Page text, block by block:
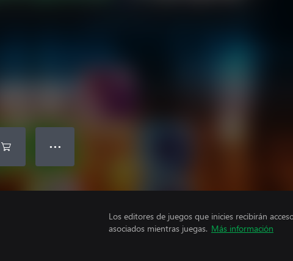
● ● ●
Los editores de juegos que inicies recibirán
asociados mientras juegas. Más información